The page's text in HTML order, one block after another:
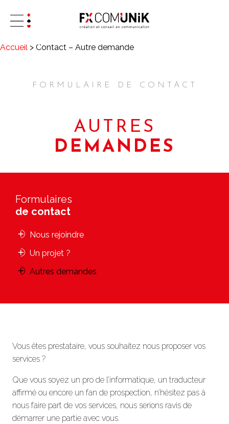
Accueil > Contact – Autre demande
FORMULAIRE DE CONTACT
AUTRES
DEMANDES
Formulaires
de contact
Nous rejoindre
Un projet ?
Autres demandes
Vous êtes prestataire, vous souhaitez nous proposer vos
services ?
Que vous soyez un pro de l’informatique, un traducteur
affirmé ou encore un fan de prospection, n’hésitez pas à
nous faire part de vos services, nous serions ravis de
démarrer une partie avec vous.